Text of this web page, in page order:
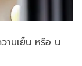
วามเย็น หรือ น